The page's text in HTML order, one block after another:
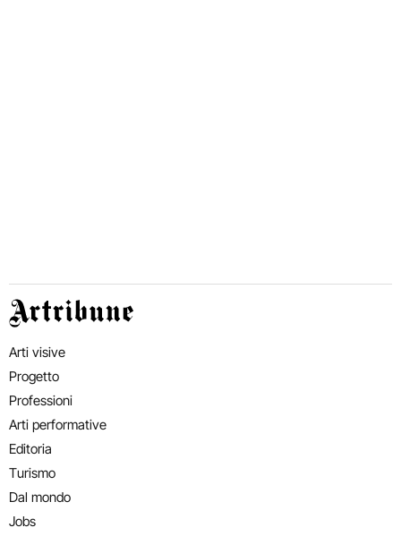
Artribune
Arti visive
Progetto
Professioni
Arti performative
Editoria
Turismo
Dal mondo
Jobs